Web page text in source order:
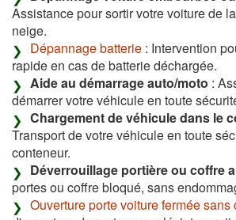
Assistance pour sortir votre voiture de
neige.
Dépannage batterie : Intervention
rapide en cas de batterie déchargée.
Aide au démarrage auto/moto :
démarrer votre véhicule en toute
Chargement de véhicule dans le
Transport de votre véhicule en toute
conteneur.
Déverrouillage portière ou coffre
portes ou coffre bloqué, sans
Ouverture porte voiture fermée sans